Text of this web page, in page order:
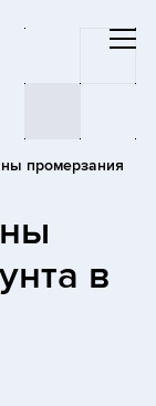
промерзания
в